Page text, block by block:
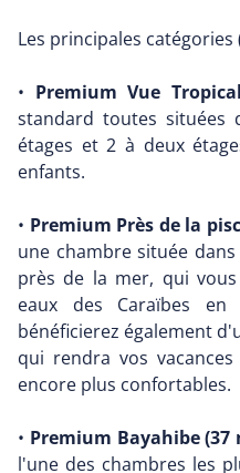
Les principales
• Premium Vue
standard toutes situées
étages et 2 à deux
enfants.
• Premium Près de la
une chambre située
près de la mer, qui
eaux des Caraïbes
bénéficierez également
qui rendra vos
encore plus confortables.
• Premium Bayahibe (37
l'une des chambres les